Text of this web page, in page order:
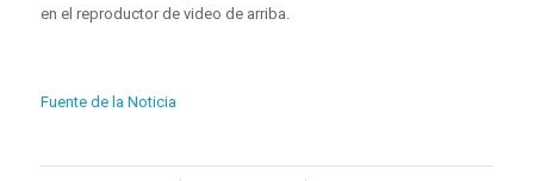
en el reproductor de video de arriba.
Fuente de la Noticia